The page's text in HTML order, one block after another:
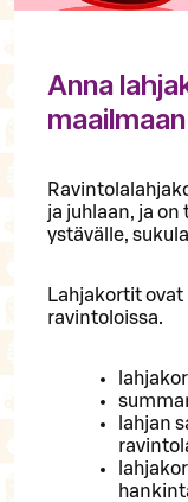
Anna
maailmaan
ja juhlaan, ja
ystävälle,
Lahjakortit
ravintoloissa.
lahjan